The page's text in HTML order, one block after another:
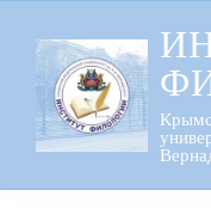
содержанию